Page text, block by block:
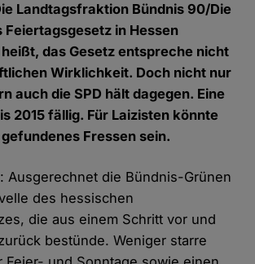
Landtagsfraktion Bündnis 90/Die
Feiertagsgesetz in Hessen
das Gesetz entspreche nicht
Wirklichkeit. Doch nicht nur
auch die SPD hält dagegen. Eine
2015 fällig. Für Laizisten könnte
Fressen sein.
Ausgerechnet die Bündnis-Grünen
des hessischen
die aus einem Schritt vor und
bestünde. Weniger starre